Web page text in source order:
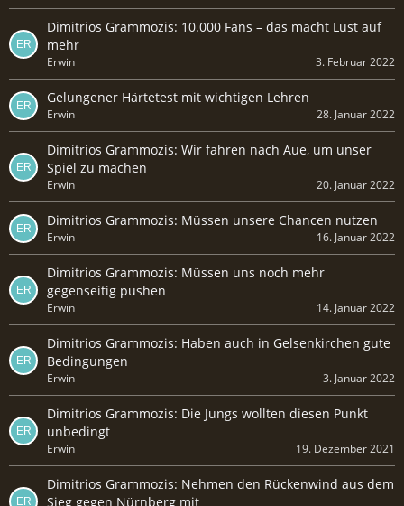
Dimitrios Grammozis: 10.000 Fans – das macht Lust auf
mehr
Erwin 3. Februar 2022
Gelungener Härtetest mit wichtigen Lehren
Erwin 28. Januar 2022
Dimitrios Grammozis: Wir fahren nach Aue, um unser
Spiel zu machen
Erwin 20. Januar 2022
Dimitrios Grammozis: Müssen unsere Chancen nutzen
Erwin 16. Januar 2022
Dimitrios Grammozis: Müssen uns noch mehr
gegenseitig pushen
Erwin 14. Januar 2022
Dimitrios Grammozis: Haben auch in Gelsenkirchen gute
Bedingungen
Erwin 3. Januar 2022
Dimitrios Grammozis: Die Jungs wollten diesen Punkt
unbedingt
Erwin 19. Dezember 2021
Dimitrios Grammozis: Nehmen den Rückenwind aus dem
Sieg gegen Nürnberg mit